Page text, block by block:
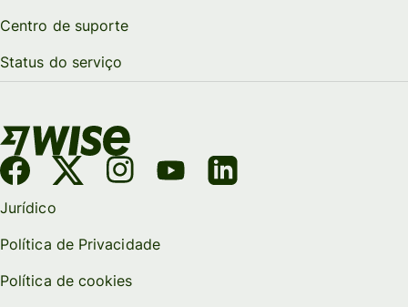
Centro de suporte
Status do serviço
Jurídico
Política de Privacidade
Política de cookies